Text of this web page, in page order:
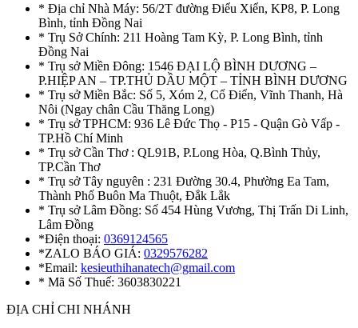
* Địa chỉ Nhà Máy: 56/2T đường Điểu Xiển, KP8, P. Long
Bình, tỉnh Đồng Nai
* Trụ Sở Chính: 211 Hoàng Tam Kỳ, P. Long Bình, tỉnh
Đồng Nai
* Trụ sở Miền Đông: 1546 ĐẠI LỘ BÌNH DƯƠNG –
P.HIỆP AN – TP.THỦ DẦU MỘT – TỈNH BÌNH DƯƠNG
* Trụ sở Miền Bắc: Số 5, Xóm 2, Cổ Điển, Vĩnh Thanh, Hà
Nôi (Ngay chân Cầu Thăng Long)
* Trụ sở TPHCM: 936 Lê Đức Thọ - P15 - Quận Gò Vấp -
TP.Hồ Chí Minh
* Trụ sở Cần Thơ : QL91B, P.Long Hòa, Q.Bình Thủy,
TP.Cần Thơ
* Trụ sở Tây nguyên : 231 Đường 30.4, Phường Ea Tam,
Thành Phố Buôn Ma Thuột, Đắk Lắk
* Trụ sở Lâm Đồng: Số 454 Hùng Vương, Thị Trấn Di Linh,
Lâm Đồng
*Điện thoại: 0369124565
*ZALO BÁO GIÁ: 0329576282
*Email: kesieuthihanatech@gmail.com
* Mã Số Thuế: 3603830221
ĐỊA CHỈ CHI NHÁNH